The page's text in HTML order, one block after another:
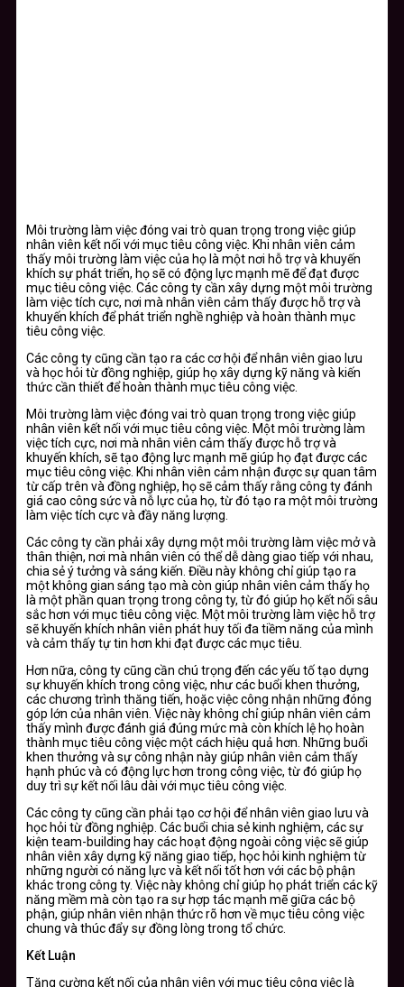
Môi trường làm việc đóng vai trò quan trọng trong việc giúp
nhân viên kết nối với mục tiêu công việc. Khi nhân viên cảm
thấy môi trường làm việc của họ là một nơi hỗ trợ và khuyến
khích sự phát triển, họ sẽ có động lực mạnh mẽ để đạt được
mục tiêu công việc. Các công ty cần xây dựng một môi trường
làm việc tích cực, nơi mà nhân viên cảm thấy được hỗ trợ và
khuyến khích để phát triển nghề nghiệp và hoàn thành mục
tiêu công việc.
Các công ty cũng cần tạo ra các cơ hội để nhân viên giao lưu
và học hỏi từ đồng nghiệp, giúp họ xây dựng kỹ năng và kiến
thức cần thiết để hoàn thành mục tiêu công việc.
Môi trường làm việc đóng vai trò quan trọng trong việc giúp
nhân viên kết nối với mục tiêu công việc. Một môi trường làm
việc tích cực, nơi mà nhân viên cảm thấy được hỗ trợ và
khuyến khích, sẽ tạo động lực mạnh mẽ giúp họ đạt được các
mục tiêu công việc. Khi nhân viên cảm nhận được sự quan tâm
từ cấp trên và đồng nghiệp, họ sẽ cảm thấy rằng công ty đánh
giá cao công sức và nỗ lực của họ, từ đó tạo ra một môi trường
làm việc tích cực và đầy năng lượng.
Các công ty cần phải xây dựng một môi trường làm việc mở và
thân thiện, nơi mà nhân viên có thể dễ dàng giao tiếp với nhau,
chia sẻ ý tưởng và sáng kiến. Điều này không chỉ giúp tạo ra
một không gian sáng tạo mà còn giúp nhân viên cảm thấy họ
là một phần quan trọng trong công ty, từ đó giúp họ kết nối sâu
sắc hơn với mục tiêu công việc. Một môi trường làm việc hỗ trợ
sẽ khuyến khích nhân viên phát huy tối đa tiềm năng của mình
và cảm thấy tự tin hơn khi đạt được các mục tiêu.
Hơn nữa, công ty cũng cần chú trọng đến các yếu tố tạo dựng
sự khuyến khích trong công việc, như các buổi khen thưởng,
các chương trình thăng tiến, hoặc việc công nhận những đóng
góp lớn của nhân viên. Việc này không chỉ giúp nhân viên cảm
thấy mình được đánh giá đúng mức mà còn khích lệ họ hoàn
thành mục tiêu công việc một cách hiệu quả hơn. Những buổi
khen thưởng và sự công nhận này giúp nhân viên cảm thấy
hạnh phúc và có động lực hơn trong công việc, từ đó giúp họ
duy trì sự kết nối lâu dài với mục tiêu công việc.
Các công ty cũng cần phải tạo cơ hội để nhân viên giao lưu và
học hỏi từ đồng nghiệp. Các buổi chia sẻ kinh nghiệm, các sự
kiện team-building hay các hoạt động ngoài công việc sẽ giúp
nhân viên xây dựng kỹ năng giao tiếp, học hỏi kinh nghiệm từ
những người có năng lực và kết nối tốt hơn với các bộ phận
khác trong công ty. Việc này không chỉ giúp họ phát triển các kỹ
năng mềm mà còn tạo ra sự hợp tác mạnh mẽ giữa các bộ
phận, giúp nhân viên nhận thức rõ hơn về mục tiêu công việc
chung và thúc đẩy sự đồng lòng trong tổ chức.
Kết Luận
Tăng cường kết nối của nhân viên với mục tiêu công việc là